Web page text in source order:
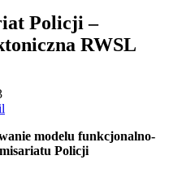
Policji –
RWSL
modelu funkcjonalno-
Policji